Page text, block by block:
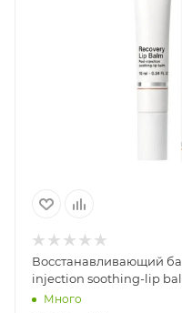
Восстанавливающий
injection soothing-lip
Много